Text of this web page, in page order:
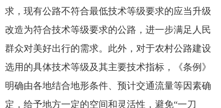
（三）筑牢底线思维，强化安全保障。《条
和安全，重点明确日常巡查、安全隐患排查和治
理、安全设施设置、应急保障和防灾抗灾能力建设
等要求，着力提升农村公路本质安全水平、保障人
民群众出行安全。同时，强化道路交通安全法律法
规和爱路护路宣传教育，推动形成安全运营良好外